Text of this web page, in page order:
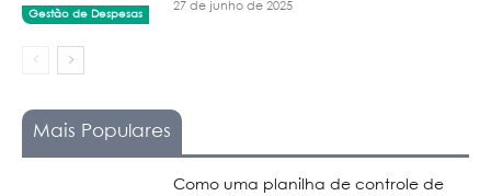
Gestão de Despesas
27 de junho de 2025
Mais Populares
Como uma planilha de controle de